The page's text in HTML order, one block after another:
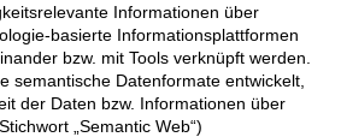
Informationen über
basierte Informationsplattformen
bzw. mit Tools verknüpft werden.
semantische Datenformate entwickelt,
der Daten bzw. Informationen über
„Semantic Web“)